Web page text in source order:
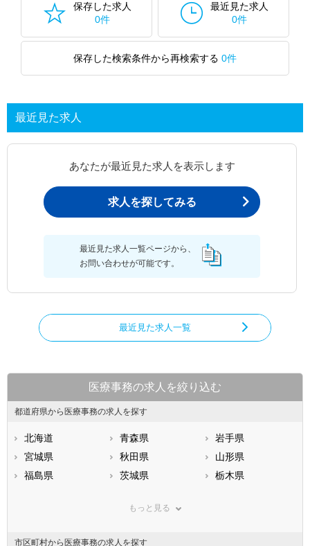
保存した求人
0件
最近見た求人
0件
保存した検索条件から再検索する 0件
最近見た求人
あなたが最近見た求人を表示します
求人を探してみる
最近見た求人一覧ページから、
お問い合わせが可能です。
最近見た求人一覧
医療事務の求人を絞り込む
都道府県から医療事務の求人を探す
北海道 青森県
岩手県
宮城県
秋田県
山形県
福島県
茨城県
栃木県
神奈川県
もっと見る
市区町村から医療事務の求人を探す